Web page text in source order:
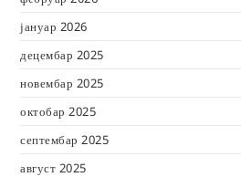
јануар 2026
децембар 2025
новембар 2025
октобар 2025
септембар 2025
август 2025